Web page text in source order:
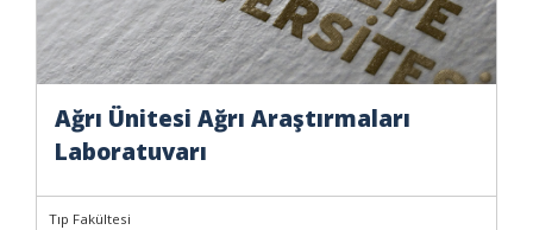
Ağrı Ünitesi Ağrı Araştırmaları
Laboratuvarı
Tıp Fakültesi